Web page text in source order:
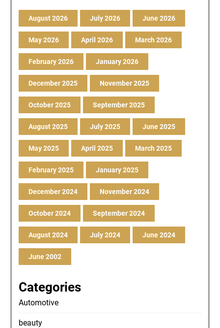
August 2026 July 2026 June 2026
May 2026 April 2026 March 2026
February 2026 January 2026
December 2025 November 2025
October 2025 September 2025
August 2025 July 2025 June 2025
May 2025 April 2025 March 2025
February 2025 January 2025
December 2024 November 2024
October 2024 September 2024
August 2024 July 2024 June 2024
June 2002
Categories
Automotive
beauty